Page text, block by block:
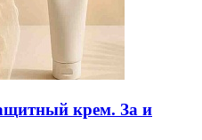
крем. За и